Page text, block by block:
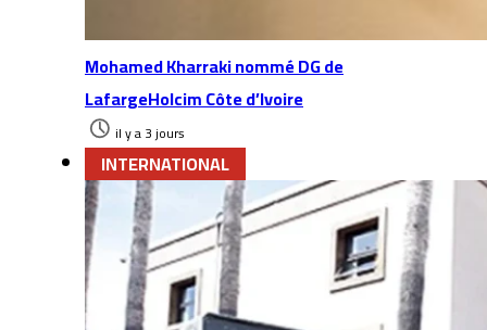
Mohamed Kharraki nommé DG de
LafargeHolcim Côte d’Ivoire
il y a 3 jours
INTERNATIONAL